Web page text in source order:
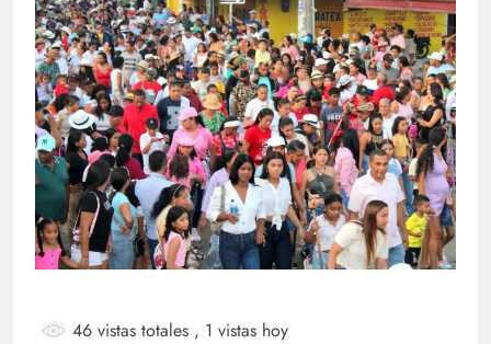
46 vistas totales , 1 vistas hoy